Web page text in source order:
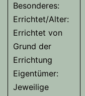
Besonderes:
Errichtet/Alter:
Errichtet von
Grund der
Errichtung
Eigentümer:
Jeweilige